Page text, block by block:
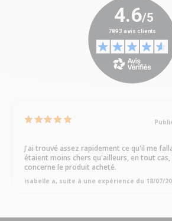
J'ai trouvé assez rapidement ce qu'il me
étaient moins chers qu'ailleurs, en tout cas,
concerne le produit acheté.
isabelle a, suite à une expérience du 18/07/